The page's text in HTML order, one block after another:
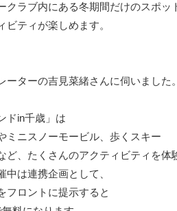
クラブ内にある冬期間だけのスポッ
ティが楽しめます。
ーターの吉見菜緒さんに伺いました
ドin千歳」は
ミニスノーモービル、歩くスキー
ど、たくさんのアクティビティを体
中は連携企画として、
フロントに提示すると